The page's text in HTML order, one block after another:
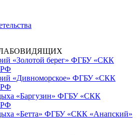
«Золотой берег» ФГБУ «СКК
«Дивноморское» ФГБУ «СКК
«Баргузин» ФГБУ «СКК
«Бетта» ФГБУ «СКК «Анапский»